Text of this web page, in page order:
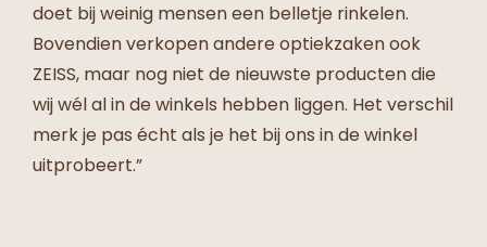
doet bij weinig mensen een belletje rinkelen.
Bovendien verkopen andere optiekzaken ook
ZEISS, maar nog niet de nieuwste producten die
wij wél al in de winkels hebben liggen. Het verschil
merk je pas écht als je het bij ons in de winkel
uitprobeert.”